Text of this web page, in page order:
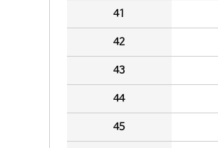
41
42
43
44
45